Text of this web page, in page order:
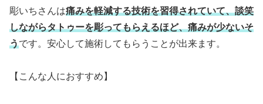
彫いちさんは痛みを軽減する技術を習得されていて、談笑
しながらタトゥーを彫ってもらえるほど、痛みが少ないそ
うです。安心して施術してもらうことが出来ます。
【こんな人におすすめ】